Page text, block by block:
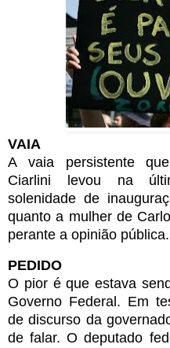
VAIA
A vaia persistente
Ciarlini levou na
solenidade de
quanto a mulher de
perante a opinião pública.
PEDIDO
O pior é que estava
Governo Federal. Em
de discurso da
de falar. O deputado